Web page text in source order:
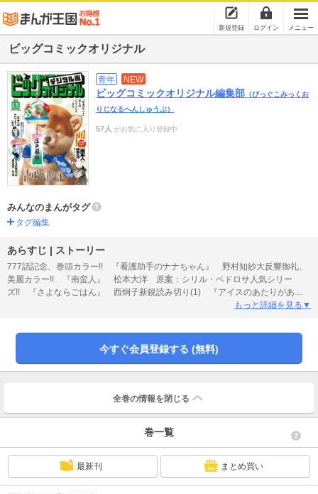
新規登録 ログイン メニュー
ビッグコミックオリジナル
青年 NEW
ビッグコミックオリジナル編集部 （びっぐこみっくお
りじなるへんしゅうぶ）
57人 がお気に入り登録中
みんなのまんがタグ
タグ編集
あらすじ | ストーリー
777話記念、巻頭カラー!! 『看護助手のナナちゃん』 野村知紗大反響御礼、
美麗カラー!! 『南蛮人』 松本大洋 原案：シリル・ペドロサ人気シリー
ズ!! 『さよならごはん』 西炯子新鋭読み切り(1) 『アイスのあたりがあた
る迄』 井上宗新鋭読み切り(2) 『タワマンのエレベーター』 いだ万●黄昏
ス ●ミワさんなりすます 青木U平 ●深夜食堂 安倍夜郎 ●いけない二人
稲岡和佐 ●釣りバカ日誌 やまさき十三＋北見けんいち ●オレのばあさん
津村マミ ●んば！ 熱焼江うお ●まるさんかくしかく 東村アキコ ●座頭
市物語ノワール 那波歩才 原作：子母澤 寛 ●卑弥呼 リチャード・ウー＋
角 ●親GoGoGo 吉田戦車 ●百年川柳 業田良家 ※『ビッグコミックオリ
もっと詳細を見る▼
今すぐ会員登録する (無料)
全巻の情報を 閉じる
巻一覧
最新刊 まとめ買い